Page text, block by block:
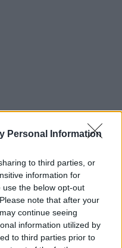
Personal Information
to third parties, or
information for
the below opt-out
note that after your
continue seeing
information utilized by
to third parties prior to